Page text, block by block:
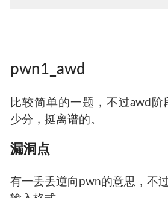
pwn1_awd
比较简单的一题，不过awd
少分，挺离谱的。
漏洞点
有一丢丢逆向pwn的意思，不